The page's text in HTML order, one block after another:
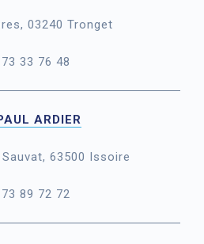
03240 Tronget
33 76 48
ARDIER
Sauvat, 63500 Issoire
89 72 72